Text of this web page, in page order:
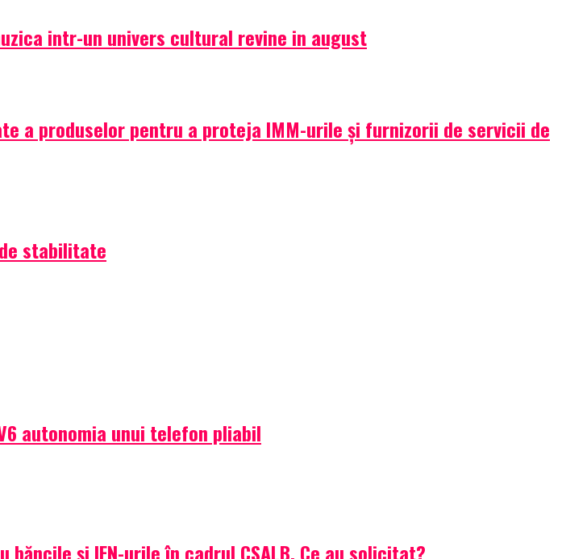
intr-un univers cultural revine in august
a produselor pentru a proteja IMM-urile și furnizorii de servicii de
stabilitate
autonomia unui telefon pliabil
și IFN-urile în cadrul CSALB. Ce au solicitat?